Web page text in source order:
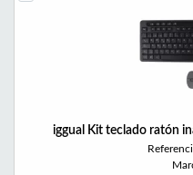
iggual Kit teclado ratón